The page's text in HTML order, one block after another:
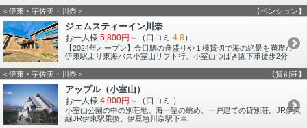
＜伊東・宇佐美・川奈＞ 【ペンション】
ジェムスティーイン川奈
お一人様 5,800円～ （口コミ 4.8）
【2024年オープン】金目鯛の舟盛りや１棟貸切で海の絶景を満喫♪。
伊東駅より東海バス小室山リフト行、小室山つばき園下車徒歩2分
＜伊東・宇佐美・川奈＞ 【貸別荘】
アップル（小室山）
お一人様 4,000円～ （口コミ ）
小室山公園の中の別荘地。海一望の眺め、一戸建ての貸別荘。JR伊東
線JR伊東駅乗換、伊豆急川奈駅下車